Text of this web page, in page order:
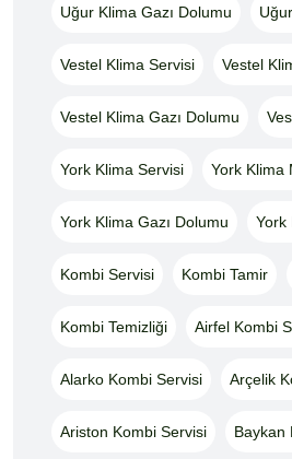
Uğur Klima Gazı Dolumu
Vestel Klima Servisi Vestel
Vestel Klima Gazı Dolumu
York Klima Servisi York Klima
York Klima Gazı Dolumu York
Kombi Servisi Kombi Tamir
Kombi Temizliği Airfel Kombi
Alarko Kombi Servisi Arçelik
Ariston Kombi Servisi Baykan